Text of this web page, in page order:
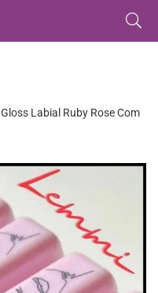
Gloss Labial Ruby Rose Com